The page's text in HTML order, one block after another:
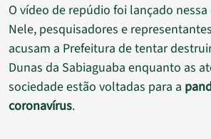
O vídeo de repúdio foi lançado
Nele, pesquisadores e
acusam a Prefeitura de tentar
Dunas da Sabiaguaba enquanto as
sociedade estão voltadas para a
coronavírus.